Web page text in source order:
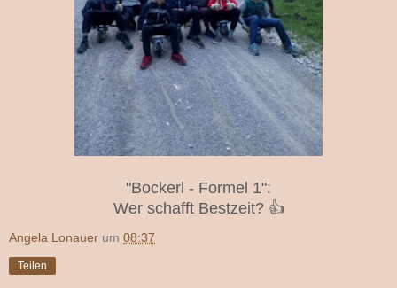
"Bockerl - Formel 1":
Wer schafft Bestzeit? 👍
Angela Lonauer um 08:37
Teilen